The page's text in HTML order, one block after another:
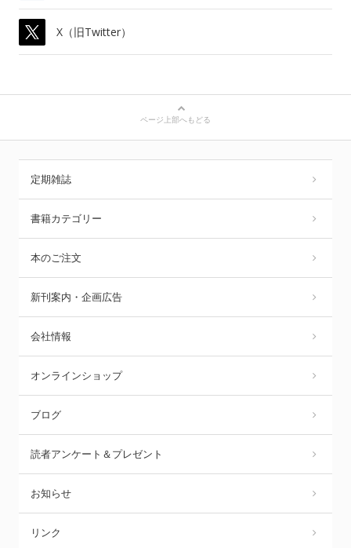
X（旧Twitter）
ページ上部へもどる
定期雑誌
書籍カテゴリー
本のご注文
新刊案内・企画広告
会社情報
オンラインショップ
ブログ
読者アンケート＆プレゼント
お知らせ
リンク